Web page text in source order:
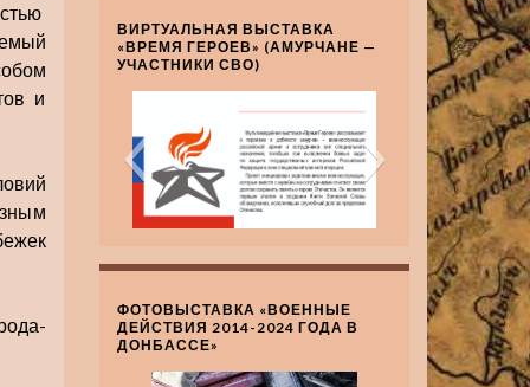
и
ВИРТУАЛЬНАЯ ВЫСТАВКА
«ВРЕМЯ ГЕРОЕВ» (АМУРЧАНЕ —
УЧАСТНИКИ СВО)
ФОТОВЫСТАВКА «ВОЕННЫЕ
ДЕЙСТВИЯ 2014-2024 ГОДА В
ДОНБАССЕ»